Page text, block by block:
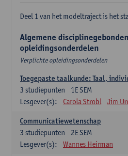
Deel 1 van het modeltraject is het
Algemene disciplinegebonden
opleidingsonderdelen
Verplichte opleidingsonderdelen
Toegepaste taalkunde: Taal,
1E SEM
3 studiepunten
Lesgever(s):
Carola Strobl Jim
Communicatiewetenschap
2E SEM
3 studiepunten
Lesgever(s):
Wannes Heirman